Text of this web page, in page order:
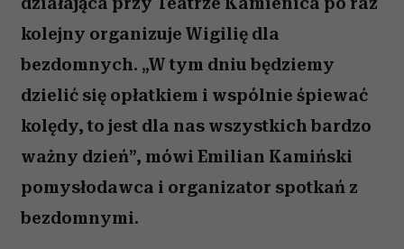
kolejny organizuje Wigilię dla
bezdomnych. „W tym dniu będziemy
dzielić się opłatkiem i wspólnie śpiewać
kolędy, to jest dla nas wszystkich bardzo
ważny dzień”, mówi Emilian Kamiński
pomysłodawca i organizator spotkań z
bezdomnymi.